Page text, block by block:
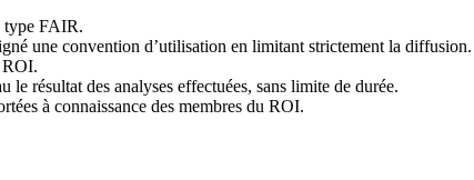
type FAIR.
une convention d’utilisation en limitant strictement la diffusion.
ROI.
le résultat des analyses effectuées, sans limite de durée.
à connaissance des membres du ROI.